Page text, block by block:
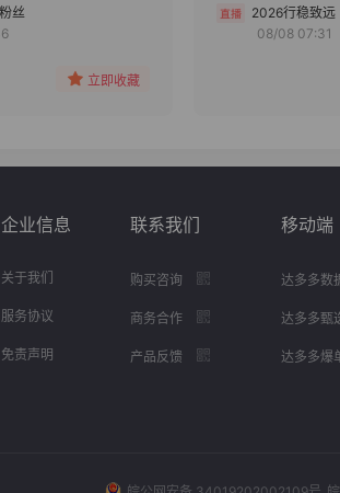
丝
立即收藏
2026行稳致远
08/08 07:31
企业信息
关于我们
服务协议
免责声明
联系我们
购买咨询
商务合作
产品反馈
移动端
达多多数
达多多甄
达多多爆